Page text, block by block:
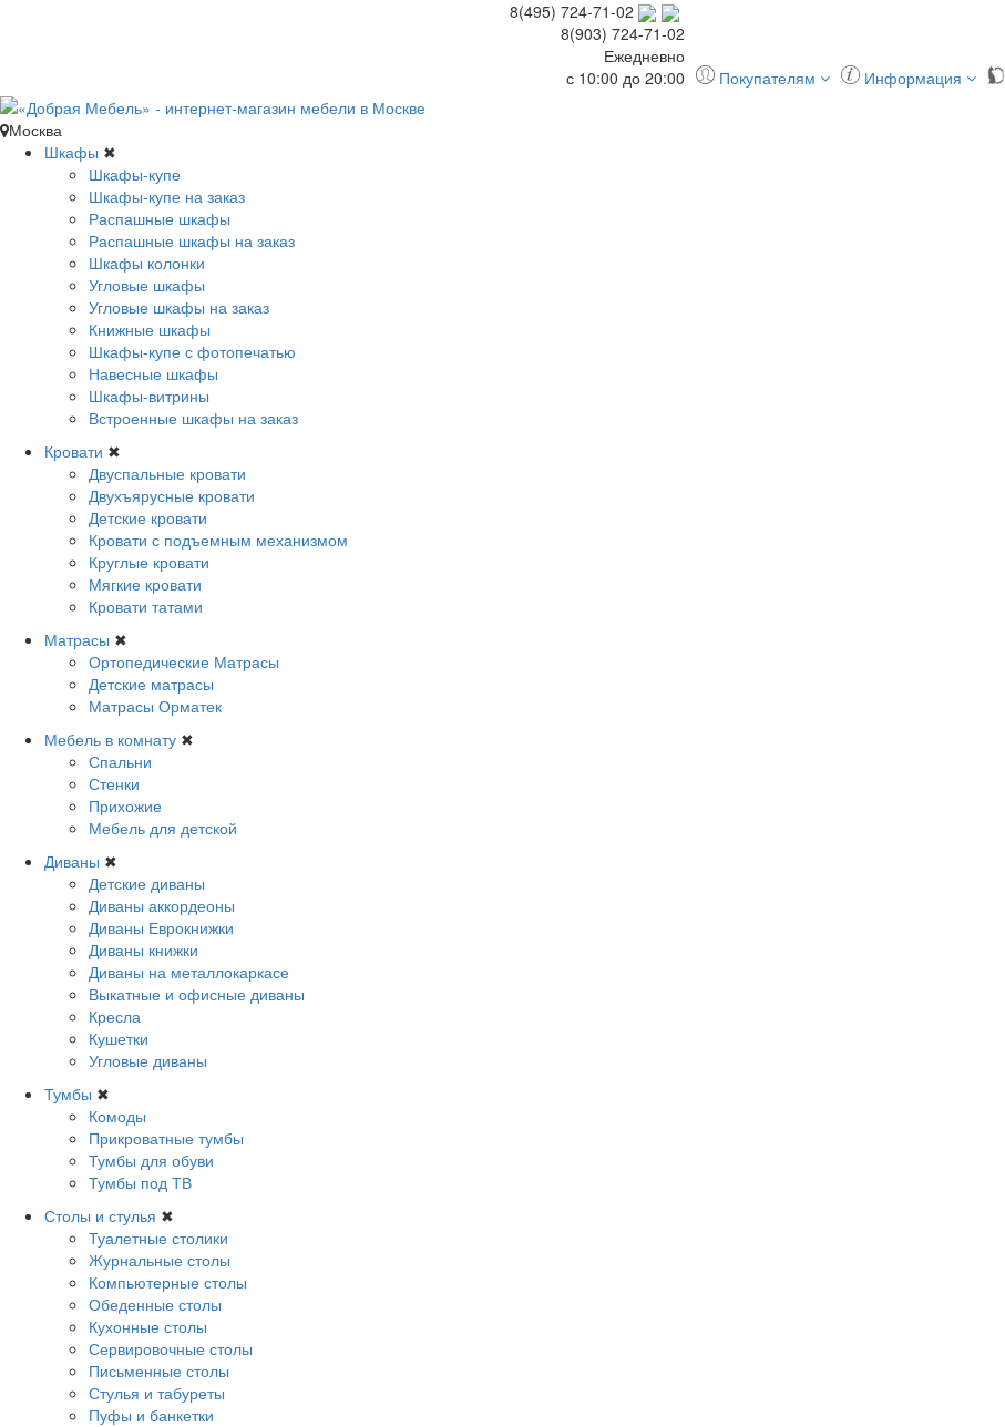
8(495) 724-71-02
8(903) 724-71-02
Ежедневно
с 10:00 до 20:00
Покупателям Информация
Москва
Шкафы ✖
Шкафы-купе
Шкафы-купе на заказ
Распашные шкафы
Распашные шкафы на заказ
Шкафы колонки
Угловые шкафы
Угловые шкафы на заказ
Книжные шкафы
Шкафы-купе с фотопечатью
Навесные шкафы
Шкафы-витрины
Встроенные шкафы на заказ
Кровати ✖
Двуспальные кровати
Двухъярусные кровати
Детские кровати
Кровати с подъемным механизмом
Круглые кровати
Мягкие кровати
Кровати татами
Матрасы ✖
Ортопедические Матрасы
Детские матрасы
Матрасы Орматек
Мебель в комнату ✖
Спальни
Стенки
Прихожие
Мебель для детской
Диваны ✖
Детские диваны
Диваны аккордеоны
Диваны Еврокнижки
Диваны книжки
Диваны на металлокаркасе
Выкатные и офисные диваны
Кресла
Кушетки
Угловые диваны
Тумбы ✖
Комоды
Прикроватные тумбы
Тумбы для обуви
Тумбы под ТВ
Столы и стулья ✖
Туалетные столики
Журнальные столы
Компьютерные столы
Обеденные столы
Кухонные столы
Сервировочные столы
Письменные столы
Стулья и табуреты
Пуфы и банкетки